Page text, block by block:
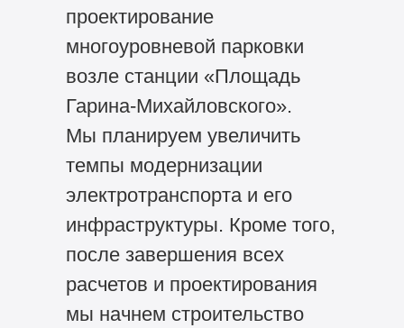
проектирование
многоуровневой парковки
возле станции «Площадь
Гарина-Михайловского».
Мы планируем увеличить
темпы модернизации
электротранспорта и его
инфраструктуры. Кроме того,
после завершения всех
расчетов и проектирования
мы начнем строительство